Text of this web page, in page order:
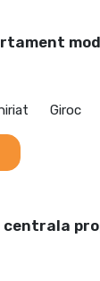
Giroc